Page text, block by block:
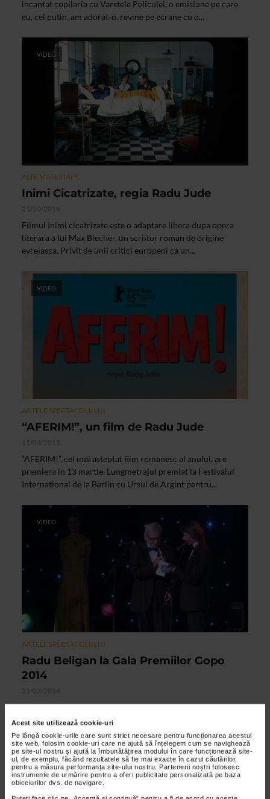
Acest site utilizează cookie-uri
Pe lângă cookie-urile care sunt strict necesare pentru funcționarea acestui
site web, folosim cookie-uri care ne ajută să înțelegem cum se navighează
pe site-ul nostru și ajută la îmbunătățirea modului în care funcționează site-
ul, de exemplu, făcând rezultatele să fie mai exacte în cazul căutărilor,
pentru a măsura performanța site-ului nostru. Partenerii noștri folosesc
instrumente de urmărire pentru a oferi publicitate personalizată pe baza
obiceiurilor dvs. de navigare.
incantat copilaria cu Varstele Peliculei, o emisiune pe care
eu, cel putin, am adorat-o, revine pe ecrane cu o...
VIDEO
ALTE MATERIALE
Inimi Cicatrizate, regia Radu Jude
21/10/2016
Filmul Inimi cicatrizate este o adaptare libera dupa opera
literara a lui Max Blecher, un scriitor roman de origine
evreiasca. Privit de unii critici europeni ca un...
VIDEO
ARTELE SPECTACOLULUI
“AFERIM!”, un film de Radu Jude
11/03/2015
“AFERIM!”, cel mai asteptat film romanesc al anului, are
premiera in 13 martie. Lungmetrajul premiat la Festivalul
International de la Berlin cu Ursul de Argint pentru...
VIDEO
ARTELE SPECTACOLULUI
Radu Beligan la Gala Premiilor Gopo
2014
31/03/2014
Opera Nationala din Bucuresti a gazduit cea de-a opta editie
a Premiilor Gopo, cele mai importante premii ale industriei
de film din Romania.
VIDEO